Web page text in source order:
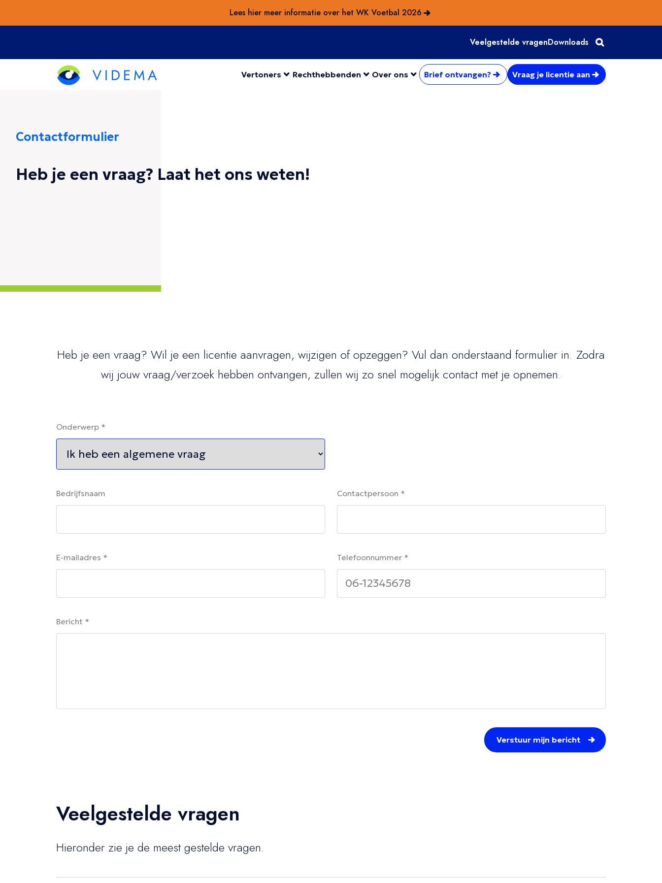
Lees hier meer informatie over het WK Voetbal 2026
Veelgestelde vragenDownloads
Vertoners Rechthebbenden Over ons Brief ontvangen? Vraag je licentie aan
Contactformulier
Heb je een vraag? Laat het ons weten!
Heb je een vraag? Wil je een licentie aanvragen, wijzigen of opzeggen? Vul dan onderstaand formulier in. Zodra
wij jouw vraag/verzoek hebben ontvangen, zullen wij zo snel mogelijk contact met je opnemen.
Onderwerp *
Bedrijfsnaam Contactpersoon *
E-mailadres * Telefoonnummer *
Bericht *
*
Verstuur mijn bericht
Veelgestelde vragen
Hieronder zie je de meest gestelde vragen.